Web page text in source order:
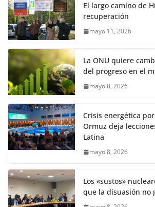
El largo camino de
recuperación
mayo 11, 2026
La ONU quiere
del progreso en el
mayo 8, 2026
Crisis energética
Ormuz deja
Latina
mayo 8, 2026
Los «sustos»
que la disuasión no